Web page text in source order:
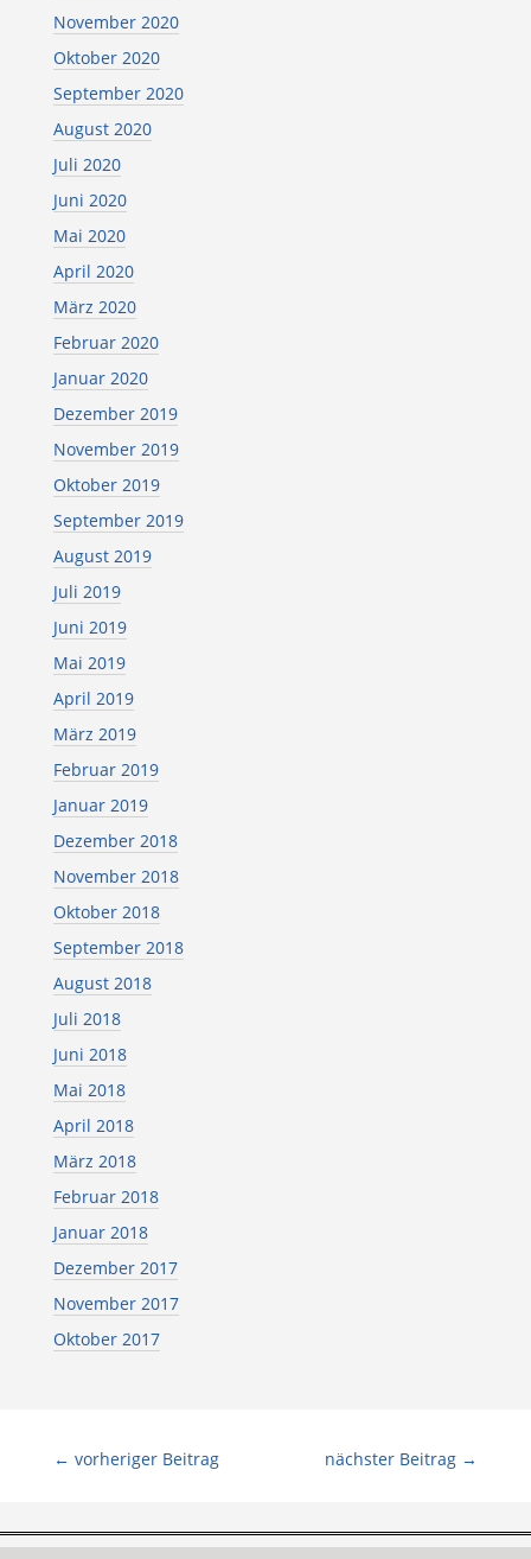
November 2020
Oktober 2020
September 2020
August 2020
Juli 2020
Juni 2020
Mai 2020
April 2020
März 2020
Februar 2020
Januar 2020
Dezember 2019
November 2019
Oktober 2019
September 2019
August 2019
Juli 2019
Juni 2019
Mai 2019
April 2019
März 2019
Februar 2019
Januar 2019
Dezember 2018
November 2018
Oktober 2018
September 2018
August 2018
Juli 2018
Juni 2018
Mai 2018
April 2018
März 2018
Februar 2018
Januar 2018
Dezember 2017
November 2017
Oktober 2017
← vorheriger Beitrag nächster Beitrag →